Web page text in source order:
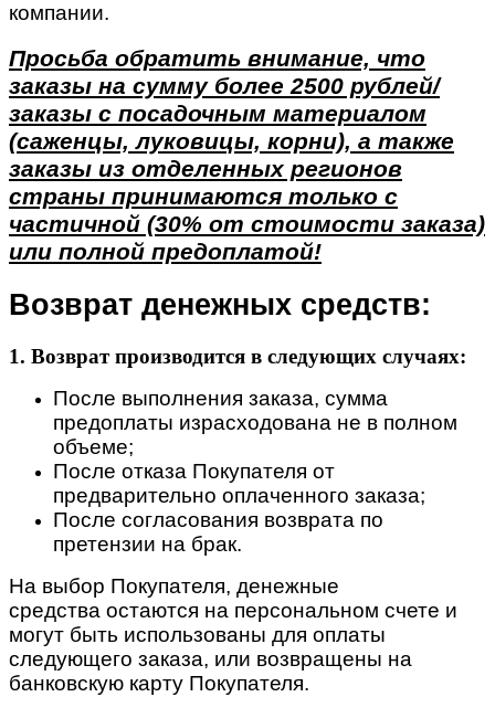
компании.
Просьба обратить внимание, что
заказы на сумму более 2500 рублей/
заказы с посадочным материалом
(саженцы, луковицы, корни), а также
заказы из отделенных регионов
страны принимаются только с
частичной (30% от стоимости заказа)
или полной предоплатой!
Возврат денежных средств:
1. Возврат производится в следующих случаях:
После выполнения заказа, сумма
предоплаты израсходована не в полном
объеме;
После отказа Покупателя от
предварительно оплаченного заказа;
После согласования возврата по
претензии на брак.
На выбор Покупателя, денежные
средства остаются на персональном счете и
могут быть использованы для оплаты
следующего заказа, или возвращены на
банковскую карту Покупателя.